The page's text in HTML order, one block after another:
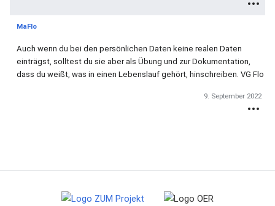
MaFlo
Auch wenn du bei den persönlichen Daten keine realen Daten
einträgst, solltest du sie aber als Übung und zur Dokumentation,
dass du weißt, was in einen Lebenslauf gehört, hinschreiben. VG Flo
9. September 2022